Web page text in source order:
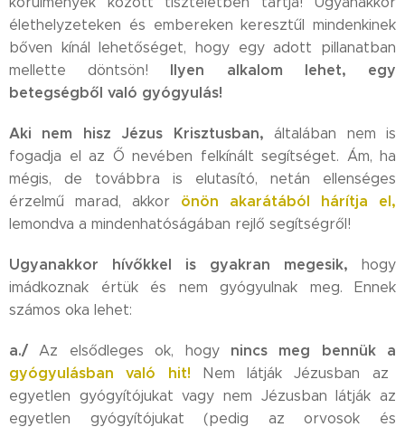
élethelyzeteken és embereken keresztűl mindenkinek
bőven kínál lehetőséget, hogy egy adott pillanatban
mellette döntsön! Ilyen alkalom lehet, egy
betegségből való gyógyulás!
Aki nem hisz Jézus Krisztusban, általában nem is
fogadja el az Ő nevében felkínált segítséget. Ám, ha
mégis, de továbbra is elutasító, netán ellenséges
érzelmű marad, akkor
önön akarátából hárítja el,
lemondva a mindenhatóságában rejlő segítségről!
Ugyanakkor hívőkkel is gyakran megesik, hogy
imádkoznak értük és nem gyógyulnak meg. Ennek
számos oka lehet:
a./Az elsődleges ok, hogy nincs meg bennük a
gyógyulásban való hit!
Nem látják Jézusban az
egyetlen gyógyítójukat vagy nem Jézusban látják az
egyetlen gyógyítójukat (pedig az orvosok és